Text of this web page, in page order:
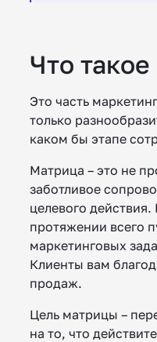
Что
Это часть
только
каком бы этапе
Матрица – это не
заботливое
целевого
протяжении всего
маркетинговых
Клиенты вам
продаж.
Цель матрицы –
на то, что